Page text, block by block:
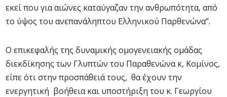
εκεί που για αιώνες καταύγαζαν την ανθρωπότητα, από
το ύψος του ανεπανάληπτου Ελληνικού Παρθενώνα”.
Ο επικεφαλής της δυναμικής ομογενειακής ομάδας
διεκδίκησης των Γλυπτών του Παραθενώνα κ, Κομίνος,
είπε ότι στην προσπάθειά τους, θα έχουν την
ενεργητική βοήθεια και υποστήριξη του κ. Γεωργίου